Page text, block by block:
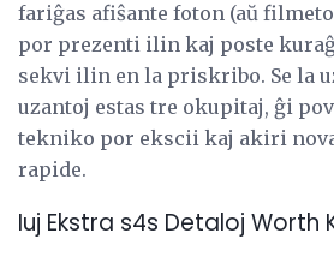
fariĝas afiŝante foton (aŭ
por prezenti ilin kaj poste
sekvi ilin en la priskribo. Se la
uzantoj estas tre okupitaj, ĝi
tekniko por ekscii kaj akiri
rapide.
Iuj Ekstra s4s Detaloj Worth